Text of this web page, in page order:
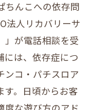
ちんこへの依存問
法人リカバリーサ
」が電話相談を受
には、依存症につ
ンコ・パチスロア
す。日頃からお客